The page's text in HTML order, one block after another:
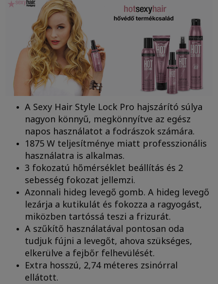
A Sexy Hair Style Lock Pro hajszárító súlya
nagyon könnyű, megkönnyítve az egész
napos használatot a fodrászok számára.
1875 W teljesítménye miatt professzionális
használatra is alkalmas.
3 fokozatú hőmérséklet beállítás és 2
sebesség fokozat jellemzi.
Azonnali hideg levegő gomb. A hideg levegő
lezárja a kutikulát és fokozza a ragyogást,
miközben tartóssá teszi a frizurát.
A szűkítő használatával pontosan oda
tudjuk fújni a levegőt, ahova szükséges,
elkerülve a fejbőr felhevülését.
Extra hosszú, 2,74 méteres zsinórral
ellátott.